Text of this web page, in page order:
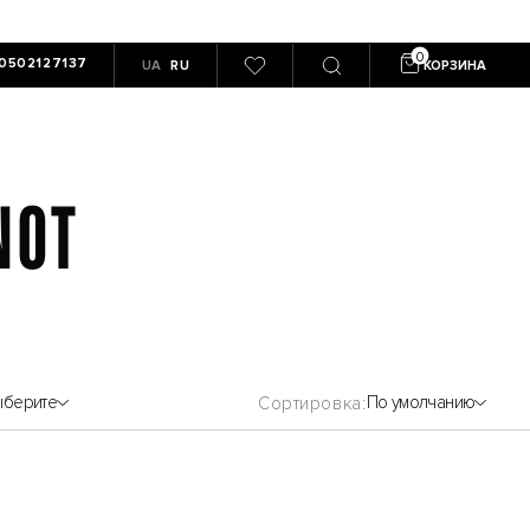
UA RU КОРЗИНА
Сортировка По умолчанию